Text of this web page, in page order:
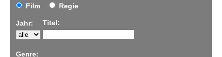
Film
Regie
Jahr: Titel:
Genre: